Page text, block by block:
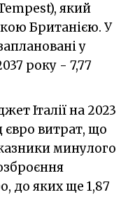
який
Британією. У
у
року - 7,77
Італії на 2023
євро витрат, що
минулого
до яких ще 1,87